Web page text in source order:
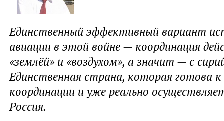
Единственный эффективный вариант
авиации в этой войне — координация
«землёй» и «воздухом», а значит — с
Единственная страна, которая готова
координации и уже реально
Россия.